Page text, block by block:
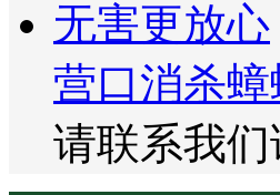
营口消杀
请联系我们